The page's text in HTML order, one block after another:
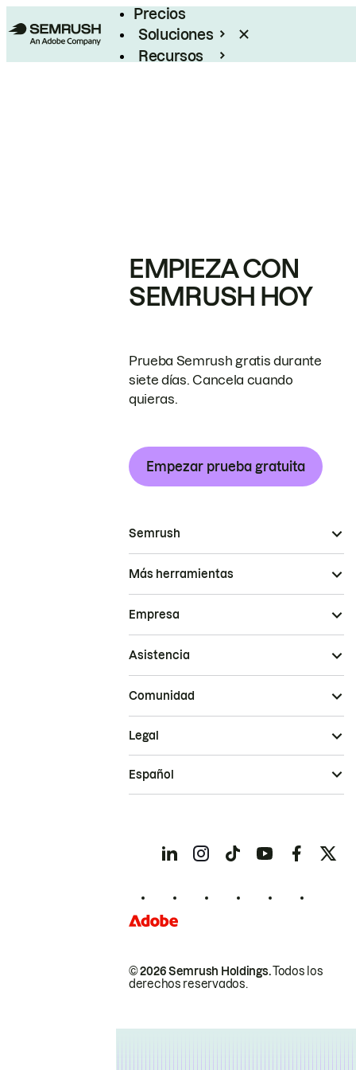
Precios
Soluciones
Recursos
EMPIEZA CON
SEMRUSH HOY
Prueba Semrush gratis durante
siete días. Cancela cuando
quieras.
Empezar prueba gratuita
Semrush
Más herramientas
Empresa
Asistencia
Comunidad
© 2026 Semrush Holdings.Todos los
derechos reservados.
Legal
Español